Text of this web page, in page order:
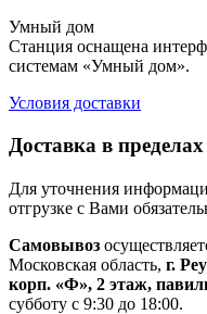
Умный дом
Станция оснащена
системам «Умный дом».
Условия доставки
Доставка в
Для уточнения
отгрузке с Вами
Самовывоз
Московская область, г.
корп. «Ф», 2 этаж,
субботу с 9:30 до 18:00.